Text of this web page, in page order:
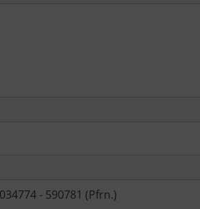
- 590781 (Pfrn.)